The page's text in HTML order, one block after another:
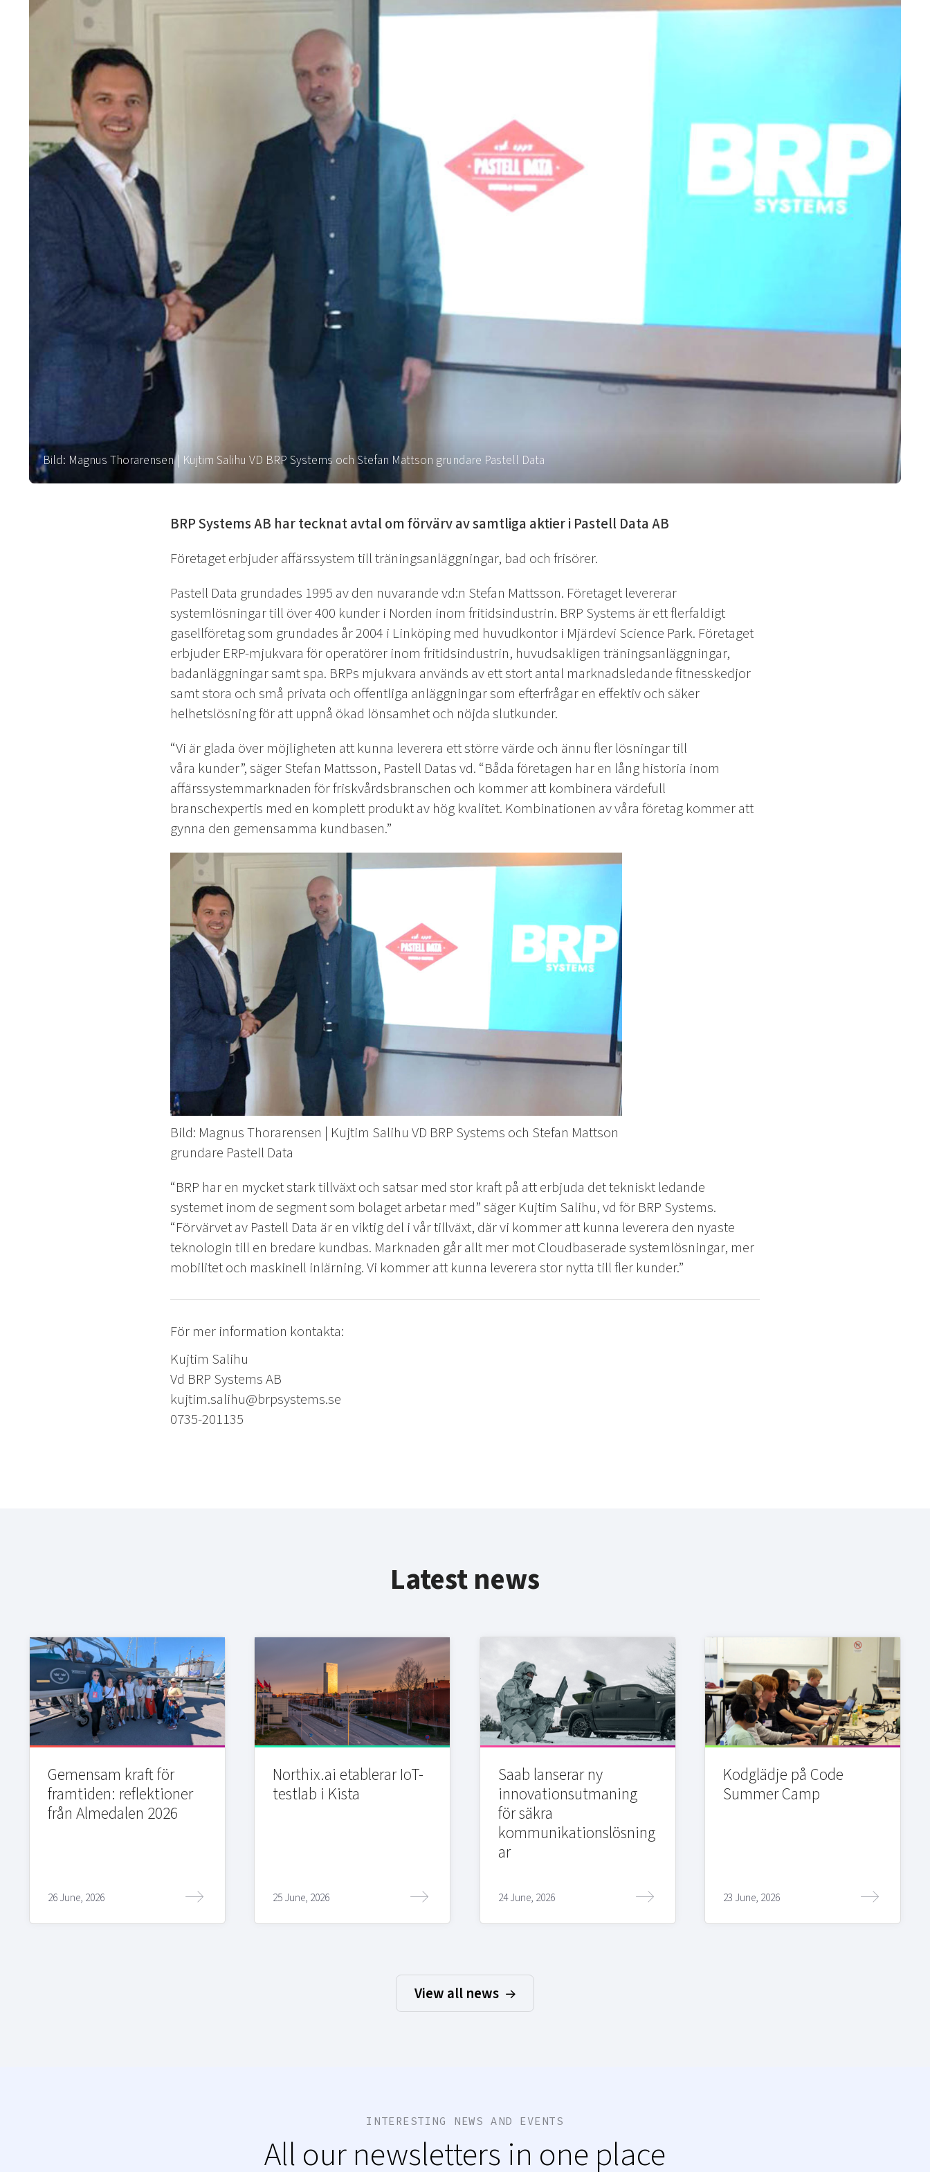
Bild: Magnus Thorarensen | Kujtim Salihu VD BRP Systems och Stefan Mattson grundare Pastell Data
BRP Systems AB har tecknat avtal om förvärv av samtliga aktier i Pastell Data AB
Företaget erbjuder affärssystem till träningsanläggningar, bad och frisörer.
Pastell Data grundades 1995 av den nuvarande vd:n Stefan Mattsson. Företaget levererar
systemlösningar till över 400 kunder i Norden inom fritidsindustrin. BRP Systems är ett flerfaldigt
gasellföretag som grundades år 2004 i Linköping med huvudkontor i Mjärdevi Science Park. Företaget
erbjuder ERP-mjukvara för operatörer inom fritidsindustrin, huvudsakligen träningsanläggningar,
badanläggningar samt spa. BRPs mjukvara används av ett stort antal marknadsledande fitnesskedjor
samt stora och små privata och offentliga anläggningar som efterfrågar en effektiv och säker
helhetslösning för att uppnå ökad lönsamhet och nöjda slutkunder.
“Vi är glada över möjligheten att kunna leverera ett större värde och ännu fler lösningar till
våra kunder”, säger Stefan Mattsson, Pastell Datas vd. “Båda företagen har en lång historia inom
affärssystemmarknaden för friskvårdsbranschen och kommer att kombinera värdefull
branschexpertis med en komplett produkt av hög kvalitet. Kombinationen av våra företag kommer att
gynna den gemensamma kundbasen.”
Bild: Magnus Thorarensen | Kujtim Salihu VD BRP Systems och Stefan Mattson
grundare Pastell Data
“BRP har en mycket stark tillväxt och satsar med stor kraft på att erbjuda det tekniskt ledande
systemet inom de segment som bolaget arbetar med” säger Kujtim Salihu, vd för BRP Systems.
“Förvärvet av Pastell Data är en viktig del i vår tillväxt, där vi kommer att kunna leverera den nyaste
teknologin till en bredare kundbas. Marknaden går allt mer mot Cloudbaserade systemlösningar, mer
mobilitet och maskinell inlärning. Vi kommer att kunna leverera stor nytta till fler kunder.”
För mer information kontakta:
Kujtim Salihu
Vd BRP Systems AB
kujtim.salihu@brpsystems.se
0735-201135
Latest news
Gemensam kraft för
framtiden: reflektioner
från Almedalen 2026
26 June, 2026
Northix.ai etablerar IoT-
testlab i Kista
25 June, 2026
Saab lanserar ny
innovationsutmaning
för säkra
kommunikationslösning
ar
24 June, 2026
Kodglädje på Code
Summer Camp
23 June, 2026
View all news
INTERESTING NEWS AND EVENTS
All our newsletters in one place